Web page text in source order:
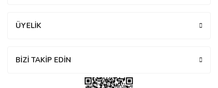
ÜYELİK
BİZİ TAKİP EDİN